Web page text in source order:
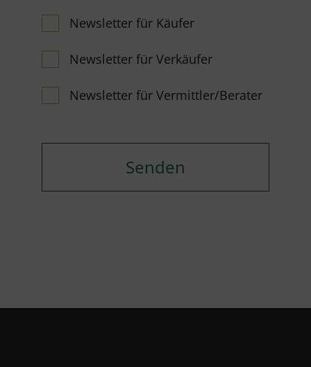
Newsletter für Käufer
Newsletter für Verkäufer
Newsletter für Vermittler/Berater